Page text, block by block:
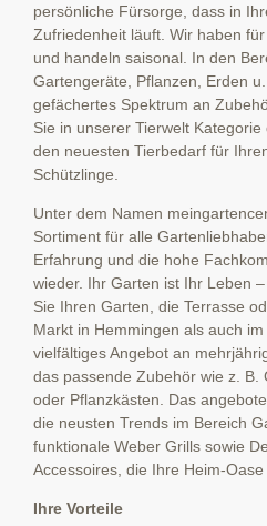
persönliche Fürsorge, dass in
Zufriedenheit läuft. Wir haben
und handeln saisonal. In den
Gartengeräte, Pflanzen, Erden
gefächertes Spektrum an
Sie in unserer Tierwelt
den neuesten Tierbedarf für
Schützlinge.
Unter dem Namen
Sortiment für alle
Erfahrung und die hohe
wieder. Ihr Garten ist Ihr Leben
Sie Ihren Garten, die Terrasse
Markt in Hemmingen als auch
vielfältiges Angebot an
das passende Zubehör wie z. B.
oder Pflanzkästen. Das
die neusten Trends im Bereich
funktionale Weber Grills sowie
Accessoires, die Ihre Heim-
Ihre Vorteile